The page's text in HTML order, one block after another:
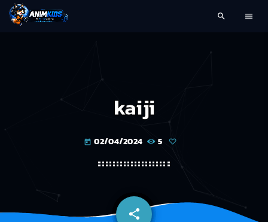
search menu
kaiji
today 02/04/2024 5
share
email